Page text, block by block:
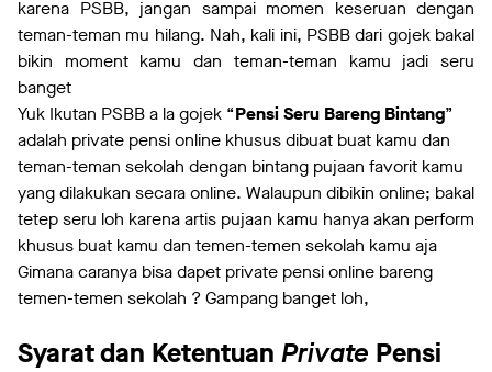
karena PSBB, jangan sampai momen keseruan dengan
teman-teman mu hilang. Nah, kali ini, PSBB dari gojek bakal
bikin moment kamu dan teman-teman kamu jadi seru
banget
Yuk Ikutan PSBB a la gojek “Pensi Seru Bareng Bintang”
adalah private pensi online khusus dibuat buat kamu dan
teman-teman sekolah dengan bintang pujaan favorit kamu
yang dilakukan secara online. Walaupun dibikin online; bakal
tetep seru loh karena artis pujaan kamu hanya akan perform
khusus buat kamu dan temen-temen sekolah kamu aja
Gimana caranya bisa dapet private pensi online bareng
temen-temen sekolah ? Gampang banget loh,
Syarat dan Ketentuan Private Pensi